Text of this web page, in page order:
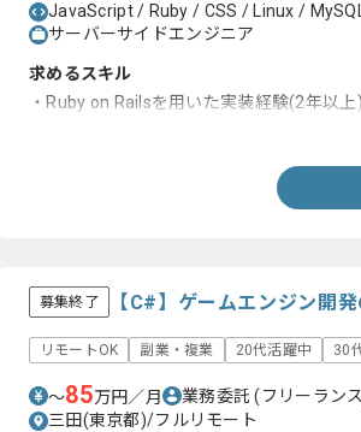
JavaScript / Ruby / CSS / Linux /
サーバーサイドエンジニア
求めるスキル
・Ruby on Railsを用いた実装経験(2年以上)
募集終了 【C#】ゲームエンジン開
リモートOK 副業・複業 20代活躍中 30
〜85万円／月 業務委託(フリーラン
三田(東京都)/フルリモート